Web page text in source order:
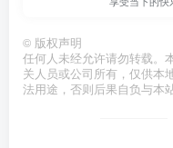
© 版权声明
任何人未经允许请勿转载。
关人员或公司所有，仅供本
法用途，否则后果自负与本